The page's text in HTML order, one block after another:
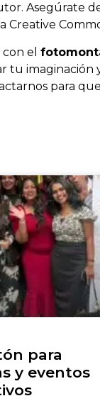
Asegúrate
Creative
el
tu
para
para
y eventos